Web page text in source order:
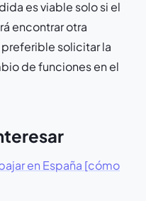
es viable solo si el
encontrar otra
solicitar la
de funciones en el
en España [cómo